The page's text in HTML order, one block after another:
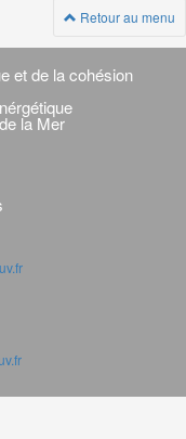
Retour au menu
et de la cohésion
la Mer